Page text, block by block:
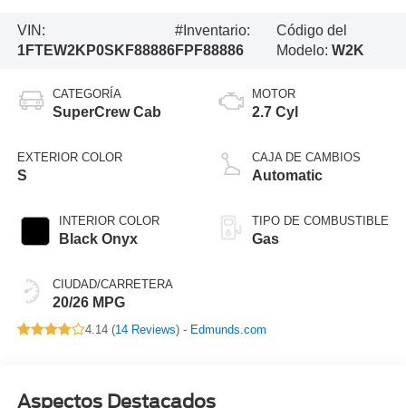
VIN:
1FTEW2KP0SKF88886
#Inventario:
FPF88886
Código del
Modelo:W2K
CATEGORÍA
SuperCrew Cab
EXTERIOR COLOR
S
INTERIOR COLOR
Black Onyx
CIUDAD/CARRETERA
20/26 MPG
MOTOR
2.7 Cyl
CAJA DE CAMBIOS
Automatic
TIPO DE COMBUSTIBLE
Gas
4.14 (14 Reviews) - Edmunds.com
Aspectos Destacados